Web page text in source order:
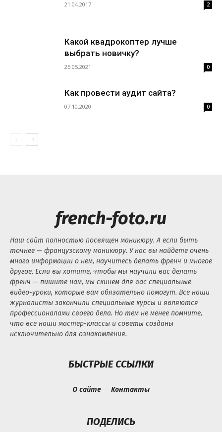
21.04.2017 2
Какой квадрокоптер лучше
выбрать новичку?
25.05.2021 0
Как провести аудит сайта?
07.10.2020 0
french-foto.ru
Наш сайт полностью посвящен маникюру. А если быть
точнее — французскому маникюру. У нас вы найдете очень
много информации о нем, научитесь делать френч и многое
другое. Если вы хотите, чтобы мы научили вас делать
френч — пишите нам, мы скинем для вас специальные
видео-уроки, которые вам обязательно помогут. Все наши
журналисты закончили специальные курсы и являются
профессионалами своего дела. Но тем не менее помните,
что все наши мастер-классы и советы созданы
исключительно для ознакомления.
БЫСТРЫЕ ССЫЛКИ
О сайте Контакты
ПОДЕЛИСЬ